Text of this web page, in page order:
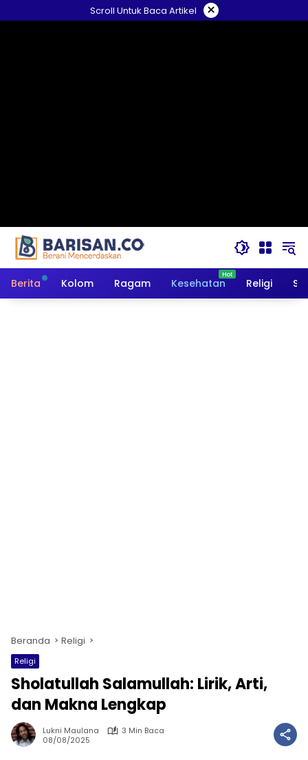
ke
Scroll Untuk Baca Artikel ×
Berita Kolom Ragam Kesehatan Religi
Beranda Religi
Religi
Sholatullah Salamullah: Lirik, Arti,
dan Makna Lengkap
Lukni Maulana
3 Min Baca
08/08/2025